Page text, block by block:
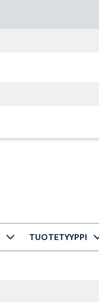
TUOTETYYPPI